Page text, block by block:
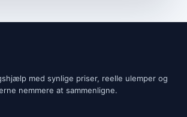
med synlige priser, reelle ulemper og
nemmere at sammenligne.